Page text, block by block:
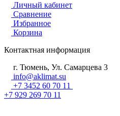
Личный кабинет
Сравнение
Избранное
Корзина
Контактная информация
г. Тюмень, Ул. Самарцева 3
info@aklimat.su
+7 3452 60 70 11
+7 929 269 70 11